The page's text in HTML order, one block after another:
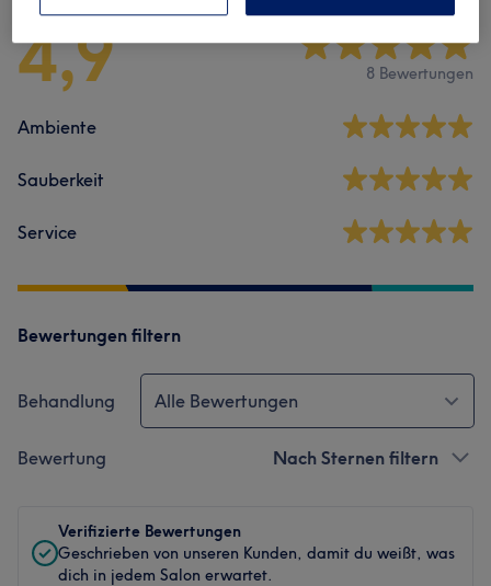
4,9 8 Bewertungen
Ambiente
Sauberkeit
Service
Bewertungen filtern
Behandlung Alle Bewertungen
Bewertung Nach Sternen filtern
Verifizierte Bewertungen
Geschrieben von unseren Kunden, damit du weißt, was
dich in jedem Salon erwartet.